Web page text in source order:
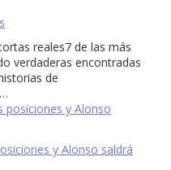
reales7 de las más
verdaderas encontradas
de
y Alonso saldrá